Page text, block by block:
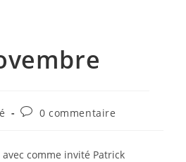
0 commentaire
comme invité Patrick